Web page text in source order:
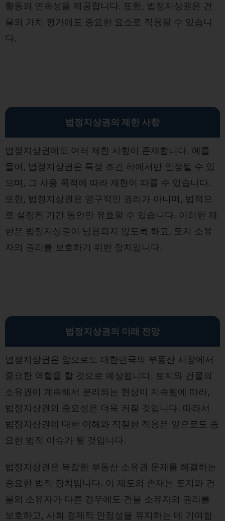
활동의 연속성을 제공합니다. 또한, 법정지상권은 건
물의 가치 평가에도 중요한 요소로 작용할 수 있습니
다.
법정지상권의 제한 사항
법정지상권에도 여러 제한 사항이 존재합니다. 예를
들어, 법정지상권은 특정 조건 하에서만 인정될 수 있
으며, 그 사용 목적에 따라 제한이 따를 수 있습니다.
또한, 법정지상권은 영구적인 권리가 아니며, 법적으
로 설정된 기간 동안만 유효할 수 있습니다. 이러한 제
한은 법정지상권이 남용되지 않도록 하고, 토지 소유
자의 권리를 보호하기 위한 장치입니다.
법정지상권의 미래 전망
법정지상권은 앞으로도 대한민국의 부동산 시장에서
중요한 역할을 할 것으로 예상됩니다. 토지와 건물의
소유권이 계속해서 분리되는 현상이 지속됨에 따라,
법정지상권의 중요성은 더욱 커질 것입니다. 따라서
법정지상권에 대한 이해와 적절한 적용은 앞으로도 중
요한 법적 이슈가 될 것입니다.
법정지상권은 복잡한 부동산 소유권 문제를 해결하는
중요한 법적 장치입니다. 이 제도의 존재는 토지와 건
물의 소유자가 다른 경우에도 건물 소유자의 권리를
보호하고, 사회 경제적 안정성을 유지하는 데 기여합